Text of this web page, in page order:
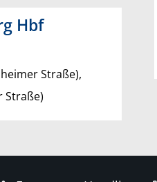
Hbf
Straße),
Straße)